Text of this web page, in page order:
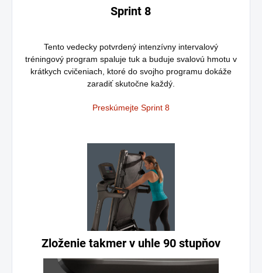
Sprint 8
Tento vedecky potvrdený intenzívny intervalový
tréningový program spaluje tuk a buduje svalovú hmotu v
krátkych cvičeniach, ktoré do svojho programu dokáže
zaradiť skutočne každý.
Preskúmejte Sprint 8
Zloženie takmer v uhle 90 stupňov